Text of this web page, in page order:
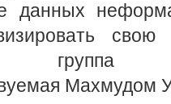
свою
группа
Махмудом